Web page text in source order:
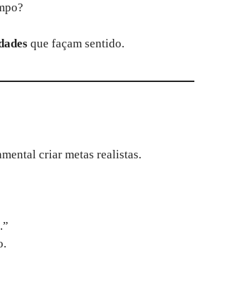
que façam sentido.
criar metas realistas.